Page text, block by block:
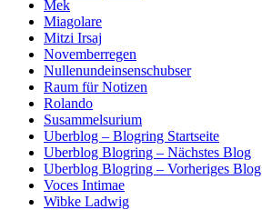
Mek
Miagolare
Mitzi Irsaj
Novemberregen
Nullenundeinsenschubser
Raum für Notizen
Rolando
Susammelsurium
Uberblog – Blogring Startseite
Uberblog Blogring – Nächstes Blog
Uberblog Blogring – Vorheriges Blog
Voces Intimae
Wibke Ladwig